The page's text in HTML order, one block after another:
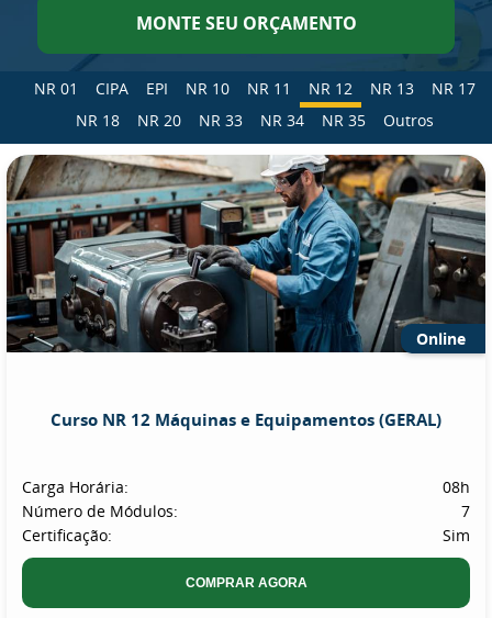
MONTE SEU ORÇAMENTO
NR 01 CIPA EPI NR 10 NR 11 NR 12 NR 13
NR 17
NR 18
NR 20 NR 33 NR 34 NR 35 Outros
Online
Curso NR 12 Máquinas e Equipamentos (GERAL)
Carga Horária:
08h
Número de Módulos:
7
Certificação:
Sim
COMPRAR AGORA